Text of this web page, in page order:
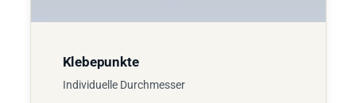
Klebepunkte
Individuelle Durchmesser